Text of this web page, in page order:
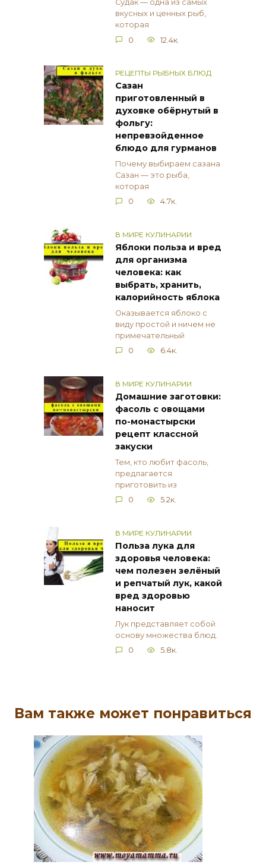
Судак — одна из самых
вкусных и ценных рыб,
которая
0
12.4к.
РЕЦЕПТЫ РЫБНЫХ БЛЮД
Сазан
приготовленный в
духовке обёрнутый в
фольгу:
непревзойденное
блюдо для гурманов
Почему выбираем сазана
Сазан — это рыба,
которая
0
4.7к.
В МИРЕ КУЛИНАРИИ
Яблоки польза и вред
для организма
человека: как
выбрать, хранить,
калорийность яблока
Оказывается яблоко с
виду простой и ничем не
примечательный
0
6.4к.
В МИРЕ КУЛИНАРИИ
Домашние заготовки:
фасоль с овощами
по-монастырски
рецепт классной
закуски
Тем, кто любит фасоль,
предлагается
приготовить из
0
5.2к.
В МИРЕ КУЛИНАРИИ
Польза лука для
здоровья человека:
чем полезен зелёный
и репчатый лук, какой
вред здоровью
наносит
Лук представляет собой
основу множества блюд.
0
5.8к.
Вам также может понравиться